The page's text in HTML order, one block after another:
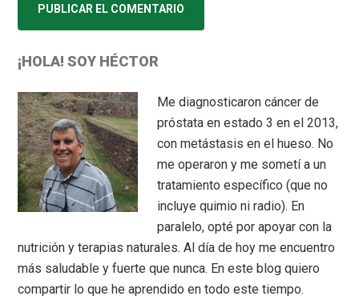
Primary
Sidebar
¡HOLA! SOY HÉCTOR
Me diagnosticaron cáncer de
próstata en estado 3 en el 2013,
con metástasis en el hueso. No
me operaron y me sometí a un
tratamiento específico (que no
incluye quimio ni radio). En
paralelo, opté por apoyar con la
nutrición y terapias naturales. Al día de hoy me encuentro
más saludable y fuerte que nunca. En este blog quiero
compartir lo que he aprendido en todo este tiempo.